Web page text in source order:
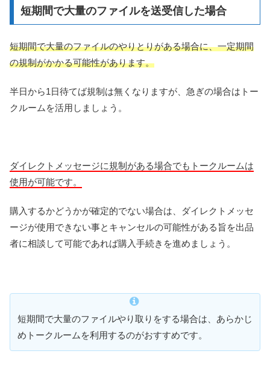
短期間で大量のファイルを送受信した場合
短期間で大量のファイルのやりとりがある場合に、一定期間
の規制がかかる可能性があります。
半日から1日待てば規制は無くなりますが、急ぎの場合はトー
クルームを活用しましょう。
ダイレクトメッセージに規制がある場合でもトークルームは
使用が可能です。
購入するかどうかが確定的でない場合は、ダイレクトメッセ
ージが使用できない事とキャンセルの可能性がある旨を出品
者に相談して可能であれば購入手続きを進めましょう。
短期間で大量のファイルやり取りをする場合は、あらかじ
めトークルームを利用するのがおすすめです。